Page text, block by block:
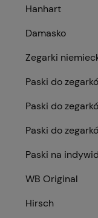
Hanhart
Damasko
Zegarki
Paski do
Paski do
Paski do
Paski na
WB Original
Hirsch